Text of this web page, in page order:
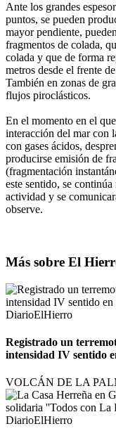
Ante los grandes
puntos, se pueden
mayor pendiente,
fragmentos de colada,
colada y que de forma
metros desde el frente
También en zonas de
flujos piroclásticos.
En el momento en el
interacción del mar con
con gases ácidos,
producirse emisión de
(fragmentación
este sentido, se
actividad y se
observe.
Más sobre El
DiarioElHierro
Registrado un
intensidad IV sentido
VOLCÁN DE LA
DiarioElHierro